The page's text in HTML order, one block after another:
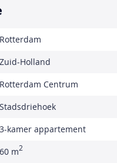
Rotterdam
Zuid-Holland
Rotterdam Centrum
Stadsdriehoek
3-kamer appartement
60 m2